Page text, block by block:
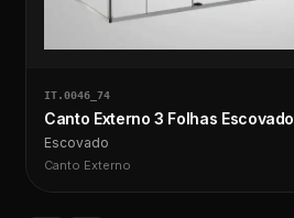
IT.0046_74
Canto Externo 3 Folhas Escovado
Escovado
Canto Externo